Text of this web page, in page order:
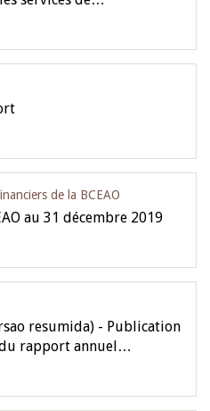
de la BCEAO
au 31 décembre 2019
resumida) - Publication
rapport annuel…